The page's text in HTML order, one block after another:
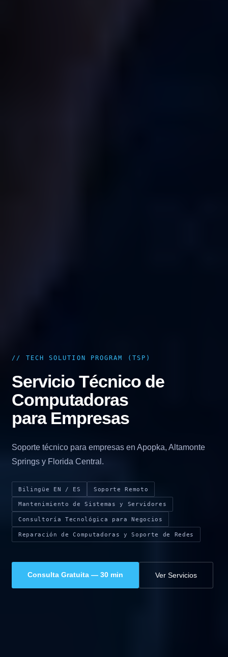
// TECH SOLUTION PROGRAM (TSP)
Servicio Técnico de
Computadoras
para Empresas
Soporte técnico para empresas en Apopka, Altamonte
Springs y Florida Central.
Bilingüe EN / ES Soporte Remoto
Mantenimiento de Sistemas y Servidores
Consultoría Tecnológica para Negocios
Reparación de Computadoras y Soporte de Redes
Consulta Gratuita — 30 min Ver Servicios